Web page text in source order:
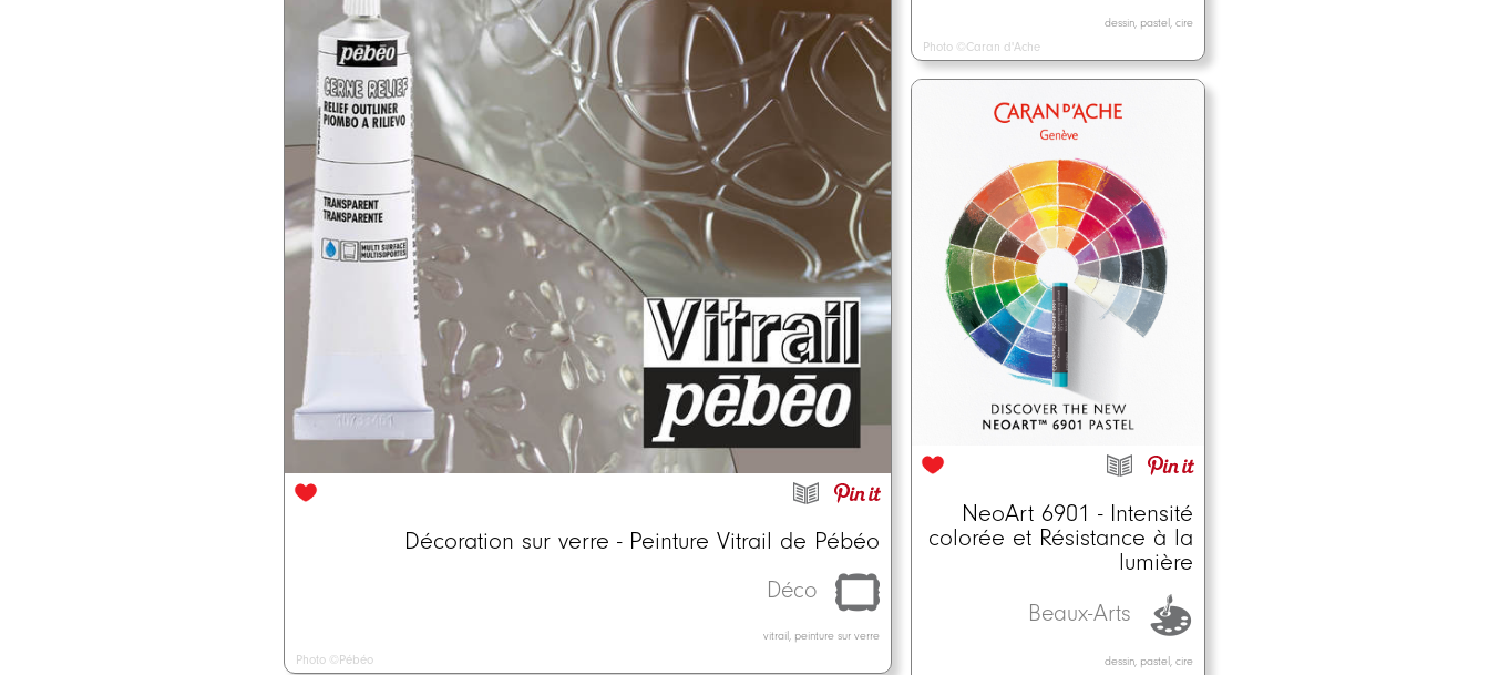
Décoration sur verre - Peinture Vitrail de Pébéo
Déco
vitrail, peinture sur verre
Photo ©Pébéo
dessin, pastel, cire
Photo ©Caran d'Ache
NeoArt 6901 - Intensité
colorée et Résistance à la
lumière
Beaux-Arts
dessin, pastel, cire